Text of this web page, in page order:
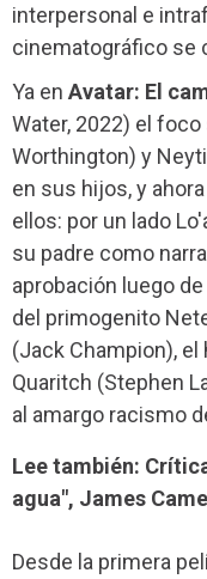
interpersonal e
cinematográfico se
Ya en Avatar: El
Water, 2022) el
Worthington) y
en sus hijos, y
ellos: por un lado
su padre como
aprobación luego
del primogenito
(Jack Champion),
Quaritch (Stephen
al amargo racismo
Lee también:
agua", James
Desde la primera